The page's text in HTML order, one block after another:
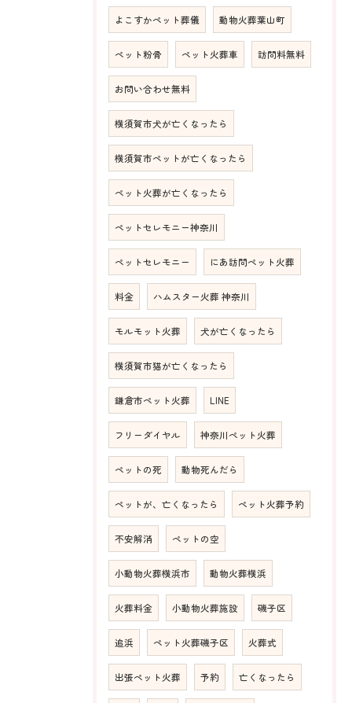
よこすかペット葬儀 動物火葬葉山町
ペット粉骨 ペット火葬車 訪問料無料
お問い合わせ無料
横須賀市犬が亡くなったら
横須賀市ペットが亡くなったら
ペット火葬が亡くなったら
ペットセレモニー神奈川
ペットセレモニー にあ訪問ペット火葬
料金 ハムスター火葬 神奈川
モルモット火葬 犬が亡くなったら
横須賀市猫が亡くなったら
鎌倉市ペット火葬 LINE
フリーダイヤル 神奈川ペット火葬
ペットの死 動物死んだら
ペットが、亡くなったら ペット火葬予約
不安解消 ペットの空
小動物火葬横浜市 動物火葬横浜
火葬料金 小動物火葬施設 磯子区
追浜 ペット火葬磯子区 火葬式
出張ペット火葬 予約 亡くなったら